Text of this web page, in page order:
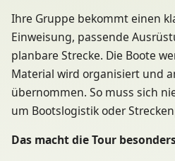
Ihre Gruppe bekommt einen
Einweisung, passende
planbare Strecke. Die Boote
Material wird organisiert und
übernommen. So muss sich
um Bootslogistik oder
Das macht die Tour